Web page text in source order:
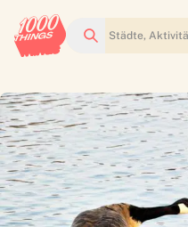
Suchen